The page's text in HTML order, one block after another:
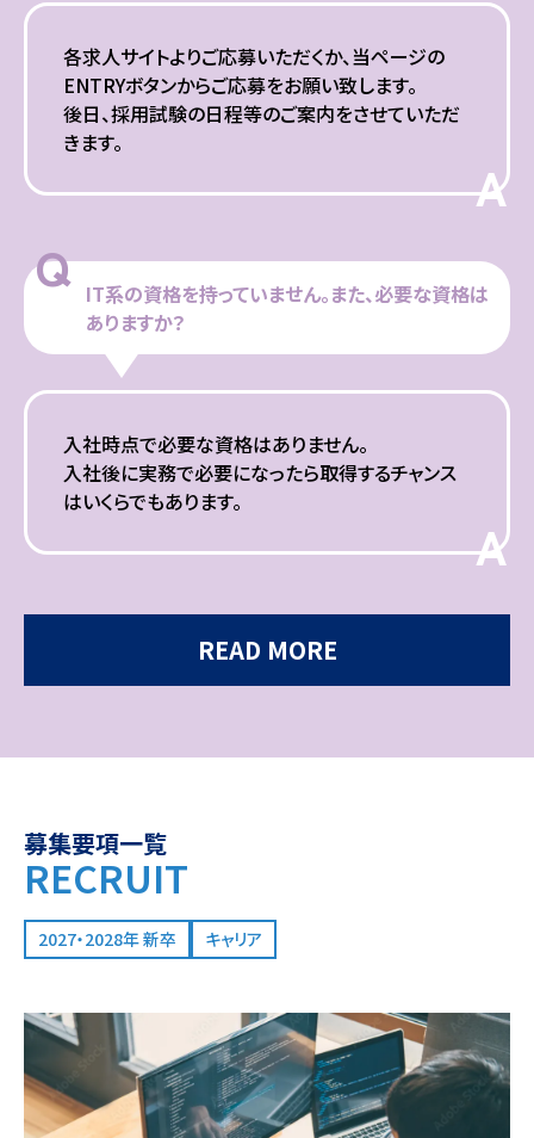
A
各求人サイトよりご応募いただくか、当ページの
ENTRYボタンからご応募をお願い致します。
後日、採用試験の日程等のご案内をさせていただ
きます。
Q
IT系の資格を持っていません。また、必要な資格は
ありますか？
A
入社時点で必要な資格はありません。
入社後に実務で必要になったら取得するチャンス
はいくらでもあります。
READ MORE
募集要項一覧
RECRUIT
2027・2028年 新卒 キャリア